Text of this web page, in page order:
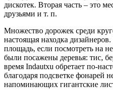
дискотек. Вторая часть – это
друзьями и т. п.
Множество дорожек среди
настоящая находка
площадь, если посмотреть на
были посажены деревья: тис,
время Indautxu обретает по-
благодаря подсветке фонарей
напоминающих гигантские